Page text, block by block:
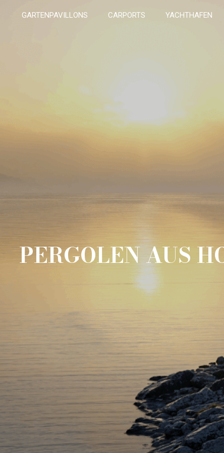
GARTENPAVILLONS CARPORTS YACHTHAFEN
PERGOLEN AUS